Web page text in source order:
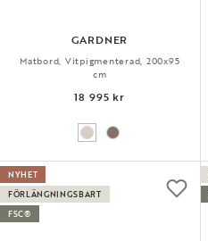
GARDNER
Matbord, Vitpigmenterad, 200x95
cm
18 995 kr
NYHET
FÖRLÄNGNINGSBART
FSC®